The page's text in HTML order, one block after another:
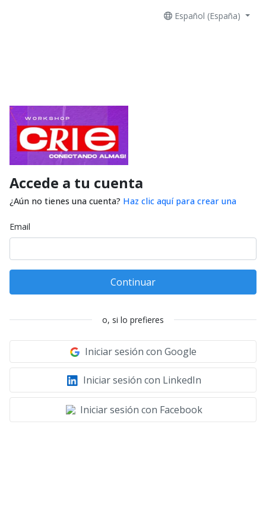
Español (España)
Accede a tu cuenta
¿Aún no tienes una cuenta? Haz clic aquí para crear una
Email
Continuar
o, si lo prefieres
Iniciar sesión con Google
Iniciar sesión con LinkedIn
Iniciar sesión con Facebook